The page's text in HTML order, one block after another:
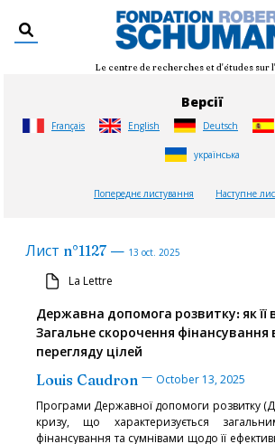
Le centre de recherches et d'études sur
Версії
Français English Deutsch
українська
Попереднє листування Наступне
Лист n°1127 — 13 oct. 2025
La Lettre
Державна допомога розвитку: як її
Загальне скорочення фінансування
перегляду цілей
Louis Caudron — October 13, 2025
Програми Державної допомоги розвитку
кризу, що характеризується
фінансування та сумнівами щодо її